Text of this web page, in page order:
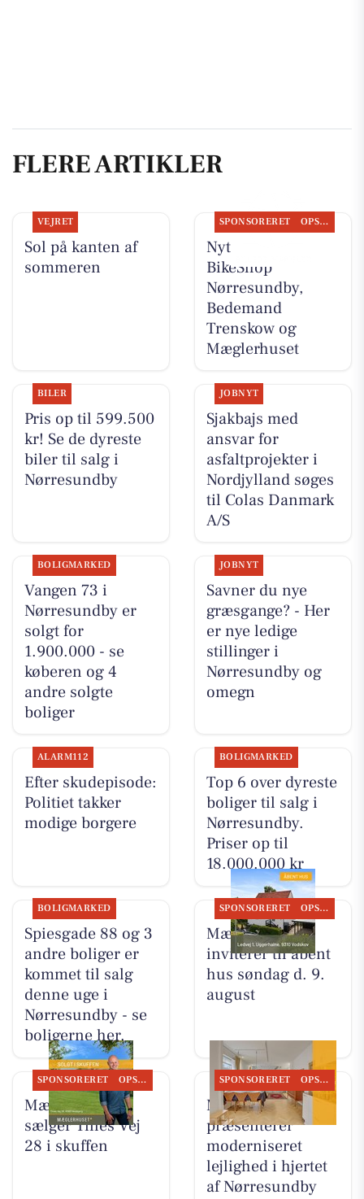
FLERE ARTIKLER
VEJRET
Sol på kanten af
sommeren
SPONSORERET OPSLAGSTAVLEN
Nyt fra Fri
BikeShop
Nørresundby,
Bedemand
Trenskow og
Mæglerhuset
BILER
Pris op til 599.500
kr! Se de dyreste
biler til salg i
Nørresundby
JOBNYT
Sjakbajs med
ansvar for
asfaltprojekter i
Nordjylland søges
til Colas Danmark
A/S
BOLIGMARKED
Vangen 73 i
Nørresundby er
solgt for
1.900.000 - se
køberen og 4
andre solgte
boliger
JOBNYT
Savner du nye
græsgange? - Her
er nye ledige
stillinger i
Nørresundby og
omegn
ALARM112
Efter skudepisode:
Politiet takker
modige borgere
BOLIGMARKED
Top 6 over dyreste
boliger til salg i
Nørresundby.
Priser op til
18.000.000 kr
BOLIGMARKED
Spiesgade 88 og 3
andre boliger er
kommet til salg
denne uge i
Nørresundby - se
boligerne her.
SPONSORERET OPSLAGSTAVLEN
Mæglerhuset
inviterer til åbent
hus søndag d. 9.
august
SPONSORERET OPSLAGSTAVLEN
Mæglerhuset
sælger Tines Vej
28 i skuffen
SPONSORERET OPSLAGSTAVLEN
Mæglerhuset
præsenterer
moderniseret
lejlighed i hjertet
af Nørresundby